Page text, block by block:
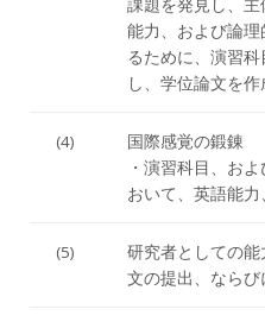
課題を発見し、
能力、および論
るために、演習
し、学位論文を作
(4)
国際感覚の鍛錬
・演習科目、お
おいて、英語能力
(5)
研究者としての
文の提出、ならび